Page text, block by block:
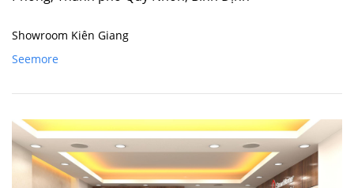
Showroom Kiên Giang
Seemore